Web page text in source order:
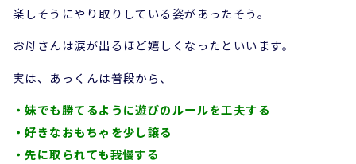
楽しそうにやり取りしている姿があったそう。
お母さんは涙が出るほど嬉しくなったといいます。
実は、あっくんは普段から、
・妹でも勝てるように遊びのルールを工夫する
・好きなおもちゃを少し譲る
・先に取られても我慢する